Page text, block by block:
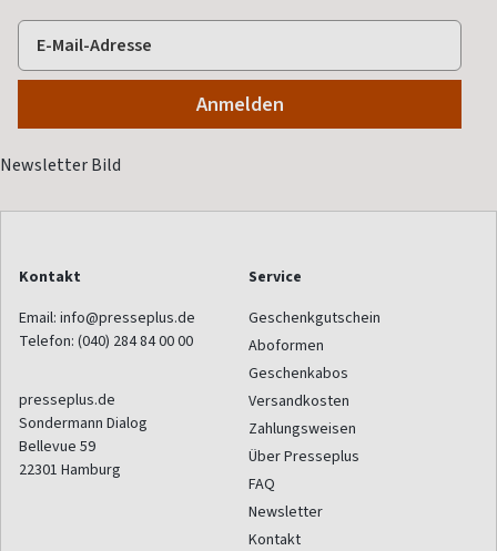
Kontakt
Email: info@presseplus.de
Telefon: (040) 284 84 00 00
presseplus.de
Sondermann Dialog
Bellevue 59
22301 Hamburg
Service
Geschenkgutschein
Aboformen
Geschenkabos
Versandkosten
Zahlungsweisen
Über Presseplus
FAQ
Newsletter
Kontakt